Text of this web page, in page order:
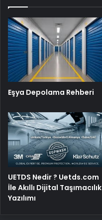
Eşya Depolama Rehberi
UETDS Nedir ? Uetds.com
İle Akıllı Dijital Taşımacılık
Yazılımı